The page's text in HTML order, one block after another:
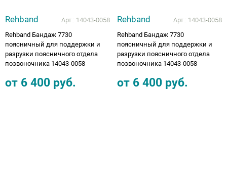
Rehband Арт.: 14043-0058
Rehband Бандаж 7730
поясничный для поддержки и
разрузки поясничного отдела
позвоночника 14043-0058
от 6 400 руб.
Rehband Арт.: 14043-0058
Rehband Бандаж 7730
поясничный для поддержки и
разрузки поясничного отдела
позвоночника 14043-0058
от 6 400 руб.